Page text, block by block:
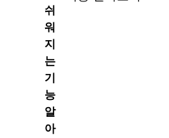
쉬
워
지
는
기
능
알
아